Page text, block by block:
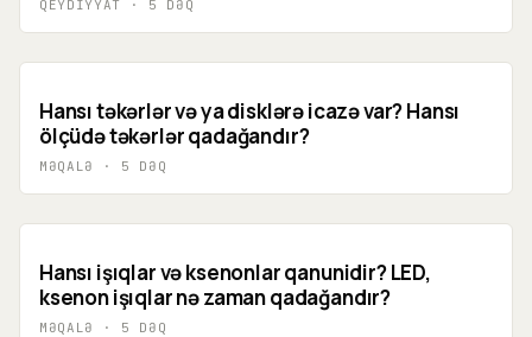
QEYDIYYAT · 5 DƏQ
Hansı təkərlər və ya disklərə icazə var? Hansı
ölçüdə təkərlər qadağandır?
MƏQALƏ · 5 DƏQ
Hansı işıqlar və ksenonlar qanunidir? LED,
ksenon işıqlar nə zaman qadağandır?
MƏQALƏ · 5 DƏQ